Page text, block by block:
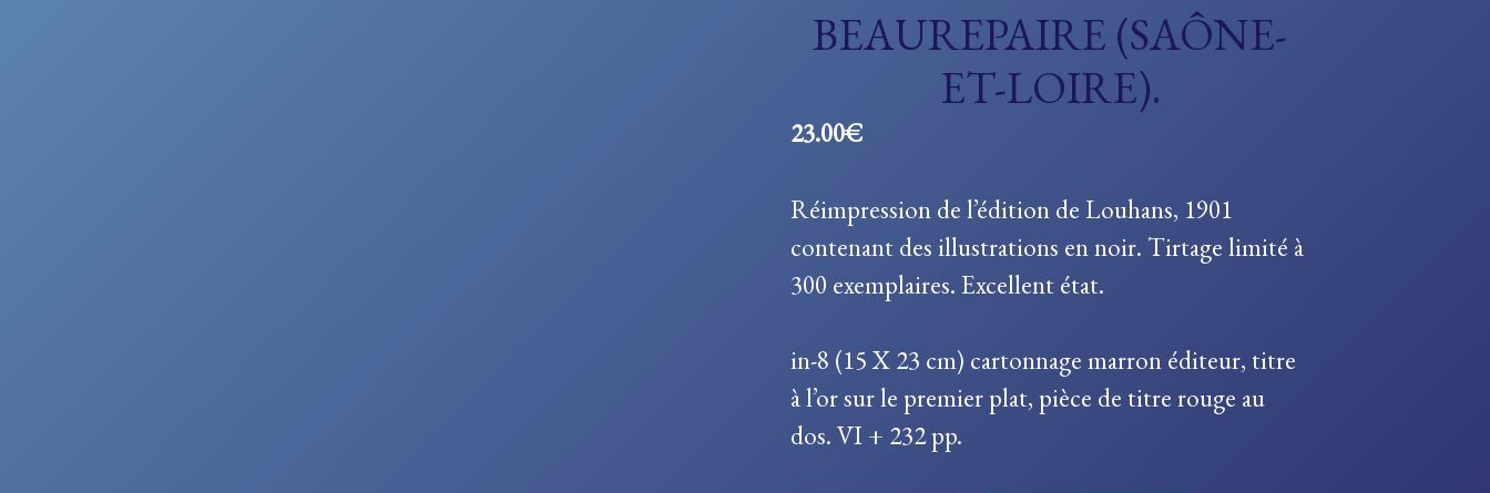
BEAUREPAIRE (SAÔNE-
ET-LOIRE).
23.00€
Réimpression de l’édition de Louhans, 1901
contenant des illustrations en noir. Tirtage limité à
300 exemplaires. Excellent état.
in-8 (15 X 23 cm) cartonnage marron éditeur, titre
à l’or sur le premier plat, pièce de titre rouge au
dos. VI + 232 pp.